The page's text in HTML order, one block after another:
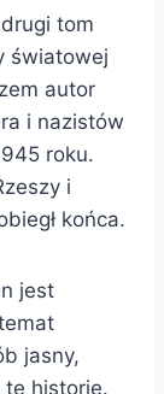
tom
światowej
autor
i nazistów
roku.
i
końca.
jest
jasny,
tę historię.